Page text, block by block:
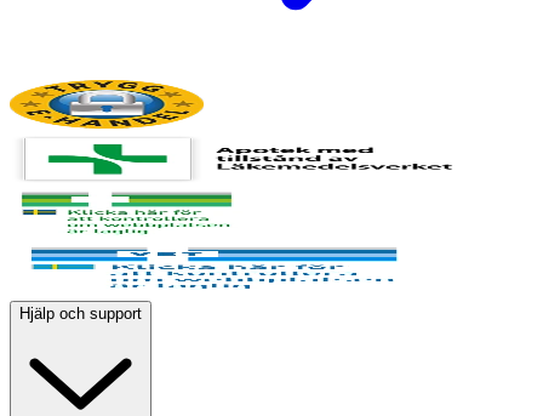
Hjälp och support